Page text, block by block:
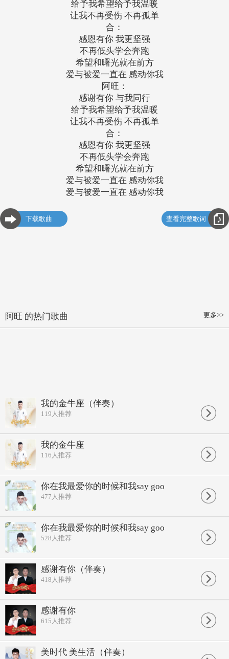
给予我希望给予我温暖
让我不再受伤 不再孤单
合：
感恩有你 我更坚强
不再低头学会奔跑
希望和曙光就在前方
爱与被爱一直在 感动你我
阿旺：
感谢有你 与我同行
给予我希望给予我温暖
让我不再受伤 不再孤单
合：
感恩有你 我更坚强
不再低头学会奔跑
希望和曙光就在前方
爱与被爱一直在 感动你我
爱与被爱一直在 感动你我
下载歌曲 查看完整歌词
更多>>
阿旺 的热门歌曲
我的金牛座（伴奏）
119 人推荐
我的金牛座
116 人推荐
你在我最爱你的时候和我say goo
477 人推荐
你在我最爱你的时候和我say goo
528 人推荐
感谢有你（伴奏）
418 人推荐
感谢有你
615 人推荐
美时代 美生活（伴奏）